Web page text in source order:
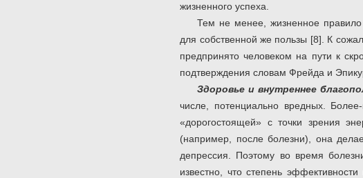
жизненного успеха.
Тем не менее, жизненное
для собственной же пользы [8]. К
предпринято человеком на пути к
подтверждения словам Фрейда и
Здоровье и внутреннее
числе, потенциально вредных.
«дорогостоящей» с точки зрения
(например, после болезни), она
депрессия. Поэтому во время
известно, что степень